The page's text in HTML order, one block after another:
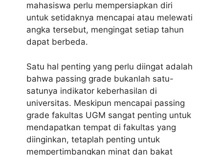
mahasiswa perlu mempersiapkan diri
untuk setidaknya mencapai atau melewati
angka tersebut, mengingat setiap tahun
dapat berbeda.
Satu hal penting yang perlu diingat adalah
bahwa passing grade bukanlah satu-
satunya indikator keberhasilan di
universitas. Meskipun mencapai passing
grade fakultas UGM sangat penting untuk
mendapatkan tempat di fakultas yang
diinginkan, tetaplah penting untuk
mempertimbangkan minat dan bakat